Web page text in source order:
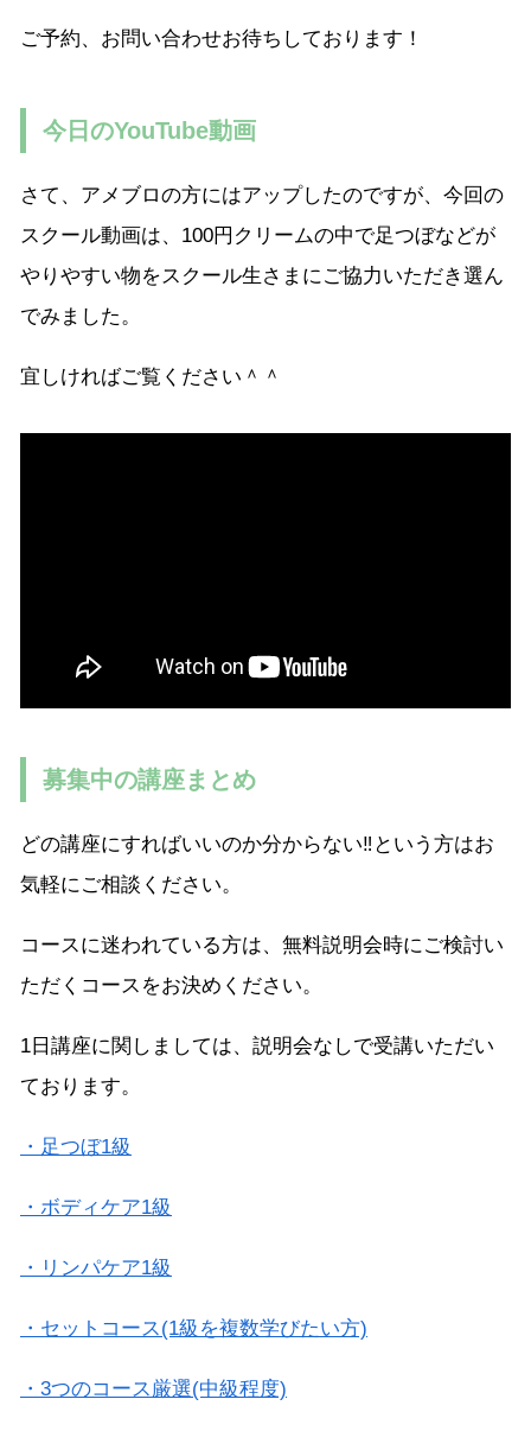
ご予約、お問い合わせお待ちしております！
今日のYouTube動画
さて、アメブロの方にはアップしたのですが、今回の
スクール動画は、100円クリームの中で足つぼなどが
やりやすい物をスクール生さまにご協力いただき選ん
でみました。
宜しければご覧ください＾＾
募集中の講座まとめ
どの講座にすればいいのか分からない‼︎という方はお
気軽にご相談ください。
コースに迷われている方は、無料説明会時にご検討い
ただくコースをお決めください。
1日講座に関しましては、説明会なしで受講いただい
ております。
・足つぼ1級
・ボディケア1級
・リンパケア1級
・セットコース(1級を複数学びたい方)
・3つのコース厳選(中級程度)